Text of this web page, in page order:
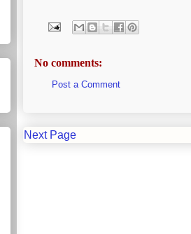
No comments:
Post a Comment
Next Page